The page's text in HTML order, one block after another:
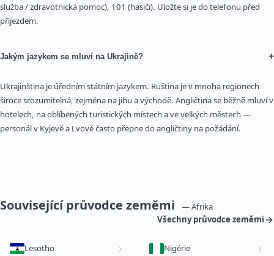
služba / zdravotnická pomoc), 101 (hasiči). Uložte si je do telefonu před
příjezdem.
Jakým jazykem se mluví na Ukrajině? +
Ukrajinština je úředním státním jazykem. Ruština je v mnoha regionech
široce srozumitelná, zejména na jihu a východě. Angličtina se běžně mluví v
hotelech, na oblíbených turistických místech a ve velkých městech —
personál v Kyjevě a Lvově často přepne do angličtiny na požádání.
Související průvodce zeměmi
— Afrika
Všechny průvodce zeměmi
Lesotho Nigérie